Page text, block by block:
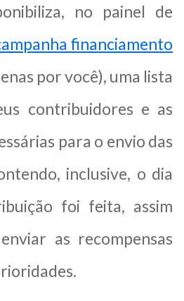
no painel de
financiamento
por você), uma lista
contribuidores e as
para o envio das
inclusive, o dia
foi feita, assim
as recompensas